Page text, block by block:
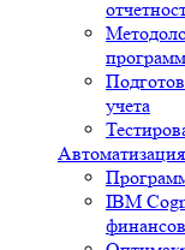
учета
Автоматизация
IBM